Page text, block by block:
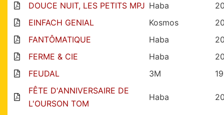
DOUCE NUIT, LES PETITS MPJ Haba
EINFACH GENIAL
Kosmos
FANTÔMATIQUE
Haba
FERME & CIE
Haba
FEUDAL
3M
FÊTE D'ANNIVERSAIRE DE
L'OURSON TOM
Haba